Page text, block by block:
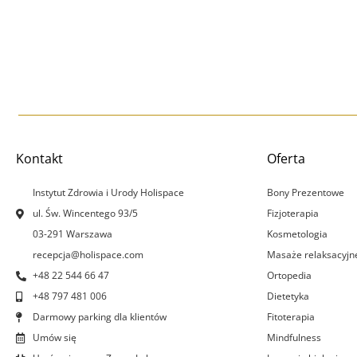
Kontakt
Instytut Zdrowia i Urody Holispace
ul. Św. Wincentego 93/5
03-291 Warszawa
recepcja@holispace.com
+48 22 544 66 47
+48 797 481 006
Darmowy parking dla klientów
Umów się
Oferta
Bony Prezentowe
Fizjoterapia
Kosmetologia
Masaże
Ortopedia
Dietetyka
Fitoterapia
Mindfulness